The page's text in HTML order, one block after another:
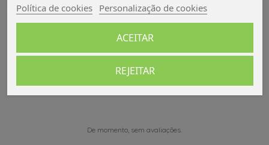
De momento, sem avaliações.
Política de cookies Personalização de cookies
REJEITAR
ACEITAR